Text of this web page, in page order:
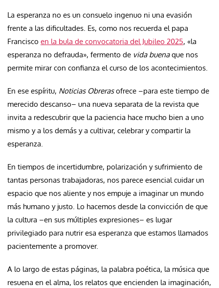
La esperanza no es un consuelo ingenuo ni una evasión
frente a las dificultades. Es, como nos recuerda el papa
Francisco en la bula de convocatoria del Jubileo 2025, «la
esperanza no defrauda», fermento de vida buenaque nos
permite mirar con confianza el curso de los acontecimientos.
En ese espíritu, Noticias Obrerasofrece –para este tiempo de
merecido descanso– una nueva separata de la revista que
invita a redescubrir que la paciencia hace mucho bien a uno
mismo y a los demás y a cultivar, celebrar y compartir la
esperanza.
En tiempos de incertidumbre, polarización y sufrimiento de
tantas personas trabajadoras, nos parece esencial cuidar un
espacio que nos aliente y nos empuje a imaginar un mundo
más humano y justo. Lo hacemos desde la convicción de que
la cultura –en sus múltiples expresiones– es lugar
privilegiado para nutrir esa esperanza que estamos llamados
pacientemente a promover.
A lo largo de estas páginas, la palabra poética, la música que
resuena en el alma, los relatos que encienden la imaginación,